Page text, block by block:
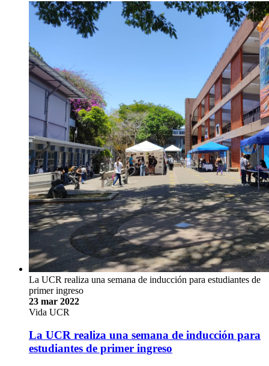
La UCR realiza una semana de inducción para estudiantes de
primer ingreso
23 mar 2022
Vida UCR
La UCR realiza una semana de inducción para
estudiantes de primer ingreso